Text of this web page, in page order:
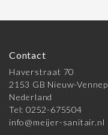
Contact
Haverstraat 70
2153 GB Nieuw-Vennep
Nederland
Tel: 0252-675504
info@meijer-sanitair.nl